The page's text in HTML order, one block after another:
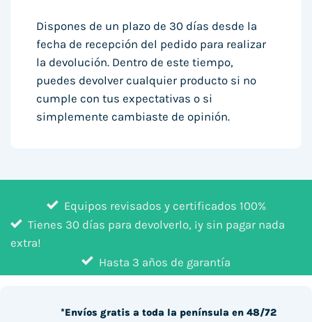
Dispones de un plazo de 30 días desde la
fecha de recepción del pedido para realizar
la devolución. Dentro de este tiempo,
puedes devolver cualquier producto si no
cumple con tus expectativas o si
simplemente cambiaste de opinión.
Equipos revisados y certificados 100%
Tienes 30 días para devolverlo, ¡y sin pagar nada
extra!
Hasta 3 años de garantía
*Envíos gratis a toda la península en 48/72